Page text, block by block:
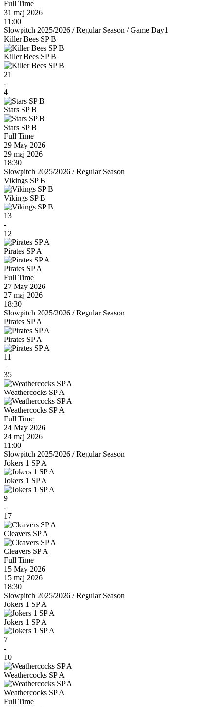
Full Time
31 maj 2026
11:00
Slowpitch 2025/2026 /Regular Season / Game Day1
Killer Bees SP B
Killer Bees SP B
21
-
4
Stars SP B
Stars SP B
Full Time
29 May 2026
29 maj 2026
18:30
Slowpitch 2025/2026 /Regular Season
Vikings SP B
Vikings SP B
13
-
12
Pirates SP A
Pirates SP A
Full Time
27 May 2026
27 maj 2026
18:30
Slowpitch 2025/2026 /Regular Season
Pirates SP A
Pirates SP A
11
-
35
Weathercocks SP A
Weathercocks SP A
Full Time
24 May 2026
24 maj 2026
11:00
Slowpitch 2025/2026 /Regular Season
Jokers 1 SP A
Jokers 1 SP A
9
-
17
Cleavers SP A
Cleavers SP A
Full Time
15 May 2026
15 maj 2026
18:30
Slowpitch 2025/2026 /Regular Season
Jokers 1 SP A
Jokers 1 SP A
7
-
10
Weathercocks SP A
Weathercocks SP A
Full Time